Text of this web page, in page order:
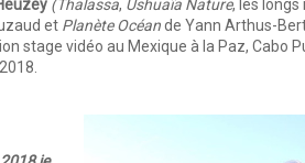
(Thalassa, Ushuaïa Nature, les
et Planète Océande Yann Arthus-
stage vidéo au Mexique à la Paz, Cabo